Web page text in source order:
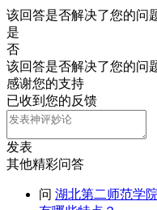
该回答是否解决了您的问
是
否
该回答是否解决了您的问
感谢您的支持
已收到您的反馈
发表
其他精彩问答
问 湖北第二师范学